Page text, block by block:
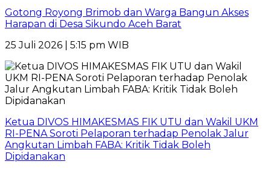
Gotong Royong Brimob dan Warga Bangun Akses
Harapan di Desa Sikundo Aceh Barat
25 Juli 2026 | 5:15 pm WIB
Ketua DIVOS HIMAKESMAS FIK UTU dan Wakil UKM
RI-PENA Soroti Pelaporan terhadap Penolak Jalur
Angkutan Limbah FABA: Kritik Tidak Boleh
Dipidanakan